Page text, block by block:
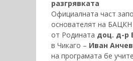
разгрявката
Официалната част
основателят на
от Родината доц. д-р
в Чикаго – Иван Анчев
на програмата бе